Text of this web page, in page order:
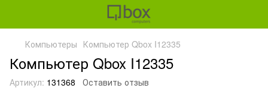
Компьютеры Компьютер Qbox I12335
Компьютер Qbox I12335
Артикул: 131368 Оставить отзыв